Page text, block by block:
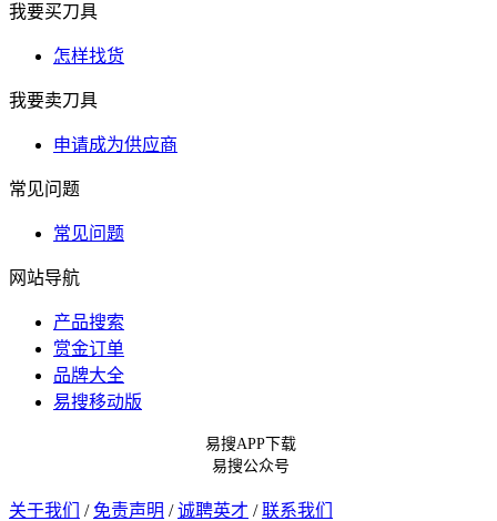
我要买刀具
怎样找货
我要卖刀具
申请成为供应商
常见问题
常见问题
网站导航
产品搜索
赏金订单
品牌大全
易搜移动版
易搜APP下载
易搜公众号
关于我们 / 免责声明 / 诚聘英才 / 联系我们